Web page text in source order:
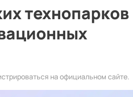
технопарков
на официальном сайте.